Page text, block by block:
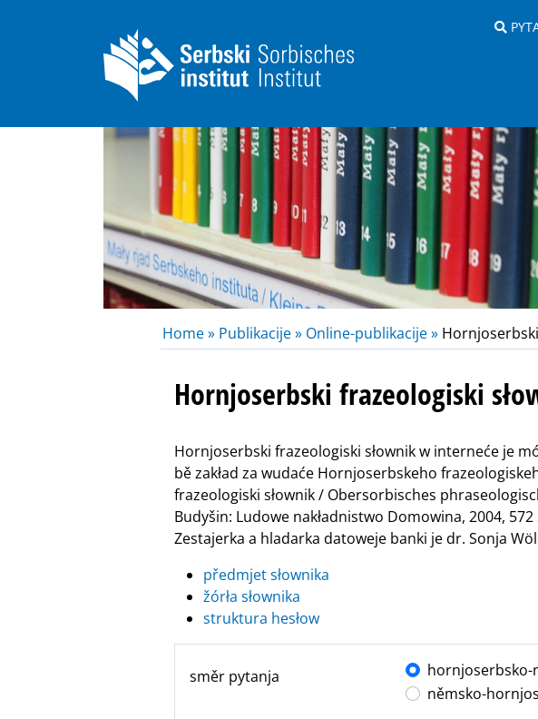
Home » Publikacije » Online-publikacije »
Hornjoserbski frazeologiski
Hornjoserbski frazeologiski słownik w interneće je
bě zakład za wudaće Hornjoserbskeho
frazeologiski słownik / Obersorbisches
Budyšin: Ludowe nakładnistwo Domowina, 2004, 572
Zestajerka a hladarka datoweje banki je dr. Sonja
předmjet słownika
žórła słownika
struktura hesłow
směr pytanja
hornjoserbsko-
němsko-